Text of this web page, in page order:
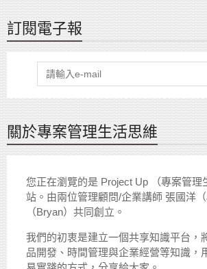
訂閱電子報
關於專案管理生活思維
您正在瀏覽的是 Project Up （專案管理
站。由兩位管理顧問/企業講師 張國洋
（Bryan）共同創立。
我們的初衷是建立一個共享知識平台，
品開發、時間管理與企業經營等知識，